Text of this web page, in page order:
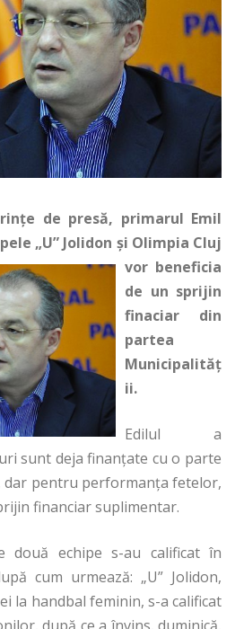
de presă, primarul Emil
„U” Jolidon şi Olimpia Cluj
vor beneficia
de un sprijin
finaciar din
partea
Municipalităţ
ii.
Edilul a
sunt deja finanţate cu o parte
dar pentru performanţa fetelor,
financiar suplimentar.
două echipe s-au calificat în
cum urmează: „U” Jolidon,
la handbal feminin, s-a calificat